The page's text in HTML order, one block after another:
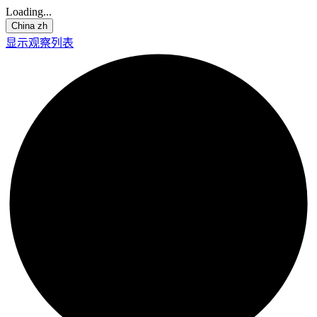
Loading...
China zh
显示观察列表